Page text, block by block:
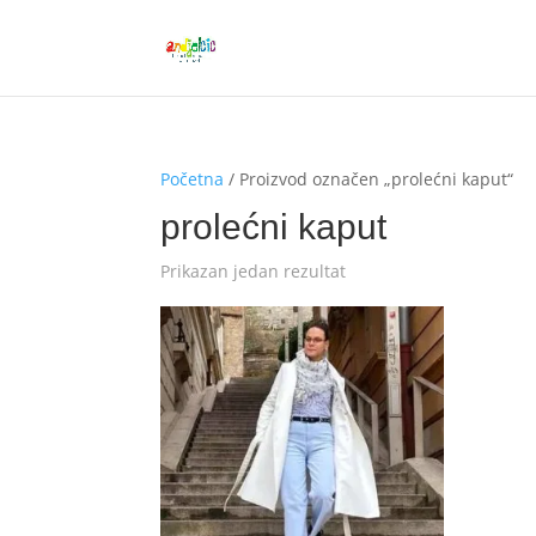
Početna / Proizvod označen „prolećni kaput“
prolećni kaput
Prikazan jedan rezultat